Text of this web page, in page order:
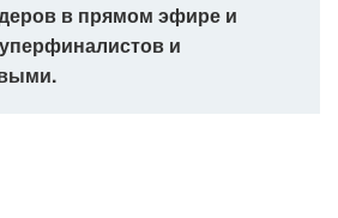
в прямом эфире и
и